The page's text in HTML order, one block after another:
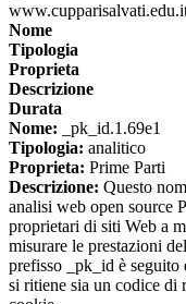
Nome
Tipologia
Proprieta
Descrizione
Durata
Nome: _pk_id.1.69e1
Tipologia: analitico
Proprieta: Prime Parti
Descrizione: Questo
analisi web open source
proprietari di siti Web a
misurare le prestazioni
prefisso _pk_id è seguito
si ritiene sia un codice di